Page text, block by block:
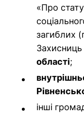
«Про
загиблих
Захисниць
області;
інші